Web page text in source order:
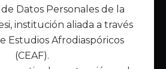
Datos Personales de la
institución aliada a través
Estudios Afrodiaspóricos
(CEAF).